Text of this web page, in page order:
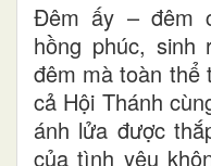
Đêm ấy – đêm
hồng phúc,
đêm mà toàn thể
cả Hội Thánh
ánh lửa được
của tình yêu